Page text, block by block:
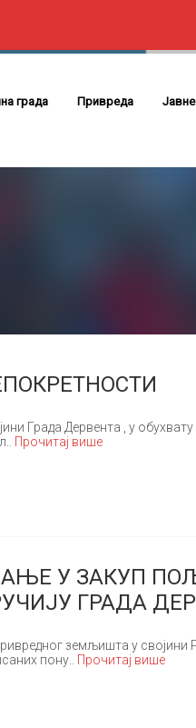
града Привреда
Града Дервента , у
Прочитај више
У ЗАКУП
ГРАДА
земљишта у својини
пону..
Прочитај више